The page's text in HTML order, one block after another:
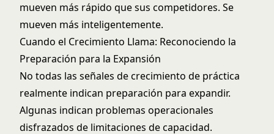
mueven más rápido que sus competidores. Se
mueven más inteligentemente.
Cuando el Crecimiento Llama: Reconociendo la
Preparación para la Expansión
No todas las señales de crecimiento de práctica
realmente indican preparación para expandir.
Algunas indican problemas operacionales
disfrazados de limitaciones de capacidad.